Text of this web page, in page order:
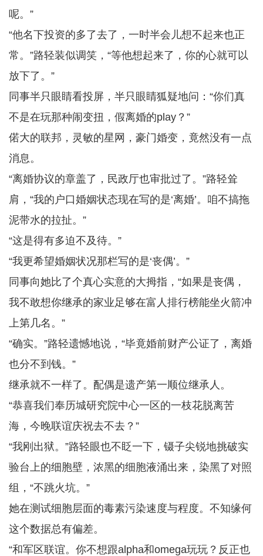
呢。”
“他名下投资的多了去了，一时半会儿想不起来也正
常。”路轻装似调笑，“等他想起来了，你的心就可以
放下了。”
同事半只眼睛看投屏，半只眼睛狐疑地问：“你们真
不是在玩那种闹变扭，假离婚的play？”
偌大的联邦，灵敏的星网，豪门婚变，竟然没有一点
消息。
“离婚协议的章盖了，民政厅也审批过了。”路轻耸
肩，“我的户口婚姻状态现在写的是‘离婚’。咱不搞拖
泥带水的拉扯。”
“这是得有多迫不及待。”
“我更希望婚姻状况那栏写的是‘丧偶’。”
同事向她比了个真心实意的大拇指，“如果是丧偶，
我不敢想你继承的家业足够在富人排行榜能坐火箭冲
上第几名。”
“确实。”路轻遗憾地说，“毕竟婚前财产公证了，离婚
也分不到钱。”
继承就不一样了。配偶是遗产第一顺位继承人。
“恭喜我们奉历城研究院中心一区的一枝花脱离苦
海，今晚联谊庆祝去不去？”
“我刚出狱。”路轻眼也不眨一下，镊子尖锐地挑破实
验台上的细胞壁，浓黑的细胞液涌出来，染黑了对照
组，“不跳火坑。”
她在测试细胞层面的毒素污染速度与程度。不知缘何
这个数据总有偏差。
“和军区联谊。你不想跟alpha和omega玩玩？反正也